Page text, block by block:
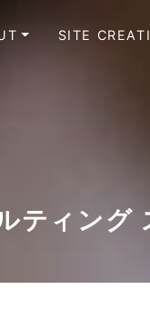
SITE
ティング